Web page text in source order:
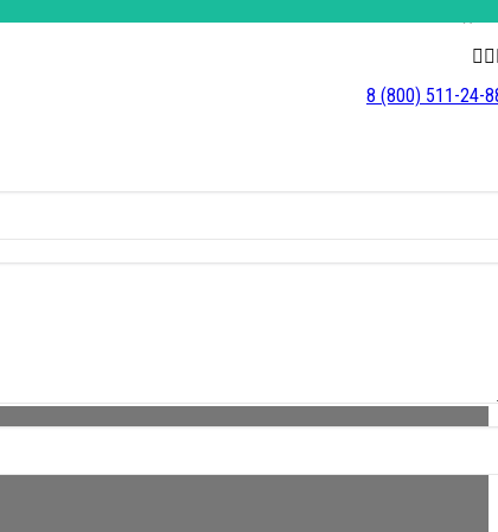
8 (800) 511-24-
×
×